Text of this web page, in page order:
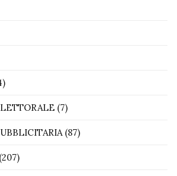
(7)
(87)
(207)